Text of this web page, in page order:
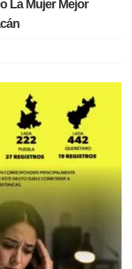
La Mujer Mejor